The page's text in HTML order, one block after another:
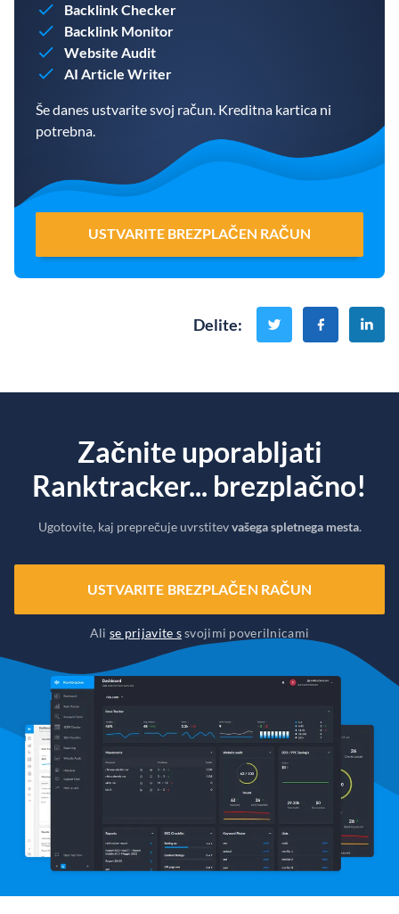
Backlink Checker
Backlink Monitor
Website Audit
AI Article Writer
Še danes ustvarite svoj račun. Kreditna kartica ni
potrebna.
USTVARITE BREZPLAČEN RAČUN
Delite:
Začnite uporabljati
Ranktracker... brezplačno!
Ugotovite, kaj preprečuje uvrstitevvašega spletnega mesta.
USTVARITE BREZPLAČEN RAČUN
Alise prijavite ssvojimi poverilnicami